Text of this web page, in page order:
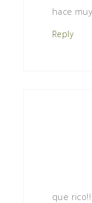
hace
Reply
que